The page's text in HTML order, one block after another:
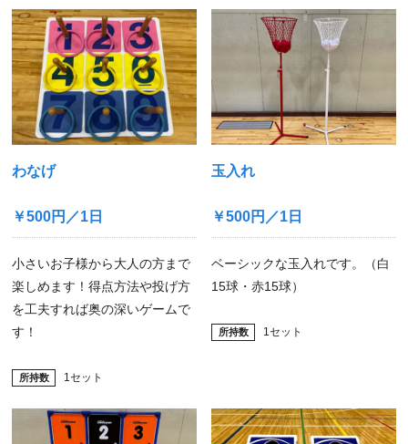
所持数
わなげ
￥500円／1日
小さいお子様から大人の方まで
楽しめます！得点方法や投げ方
を工夫すれば奥の深いゲームで
す！
1セット
玉入れ
￥500円／1日
ベーシックな玉入れです。（白
15球・赤15球）
1セット